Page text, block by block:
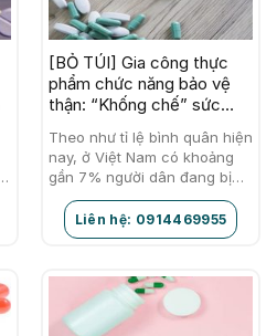
[BỎ TÚI] Gia công thực
phẩm chức năng bảo vệ
thận: “Khống chế” sức
Theo như tỉ lệ bình quân hiện
nay, ở Việt Nam có khoảng
gần 7% người dân đang bị
các bệnh liên quan đến thận
và tình trạng…
Liên hệ: 0914469955